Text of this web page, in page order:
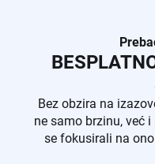
Bez obzira na
ne samo brzinu, već
se fokusirali na